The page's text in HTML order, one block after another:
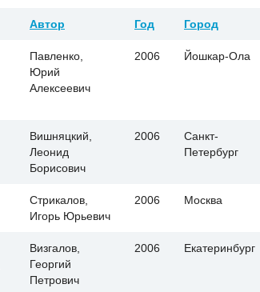
Автор Год Город
Павленко,
Юрий
Алексеевич
2006 Йошкар-Ола
Вишняцкий,
Леонид
Борисович
2006
Санкт-
Петербург
Стрикалов,
Игорь Юрьевич
2006 Москва
Визгалов,
Георгий
Петрович
2006 Екатеринбург